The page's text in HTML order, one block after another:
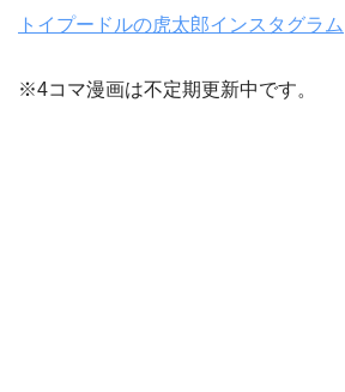
トイプードルの虎太郎インスタグラム
※4コマ漫画は不定期更新中です。